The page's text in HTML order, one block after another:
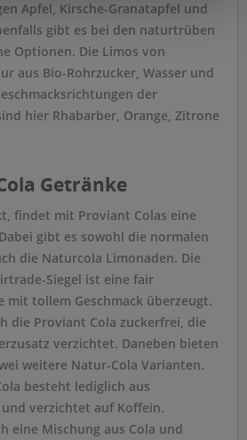
Apfel, Kirsche-Granatapfel und
gibt es bei den naturtrüben
Optionen. Die Limos von
aus Bio-Rohrzucker, Wasser und
der
hier Rhabarber, Orange, Zitrone
Getränke
findet mit Proviant Colas eine
gibt es sowohl die normalen
die Naturcola Limonaden. Die
Siegel ist eine fair
mit tollem Geschmack überzeugt.
die Proviant Cola zuckerfrei, die
verzichtet. Daneben bieten
weitere Natur-Cola Varianten.
besteht lediglich aus
verzichtet auf Koffein.
eine Mischung aus Cola und